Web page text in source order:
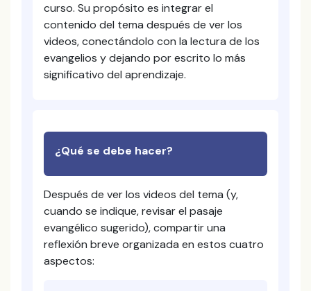
curso. Su propósito es integrar el
contenido del tema después de ver los
videos, conectándolo con la lectura de los
evangelios y dejando por escrito lo más
significativo del aprendizaje.
¿Qué se debe hacer?
Después de ver los videos del tema (y,
cuando se indique, revisar el pasaje
evangélico sugerido), compartir una
reflexión breve organizada en estos cuatro
aspectos: